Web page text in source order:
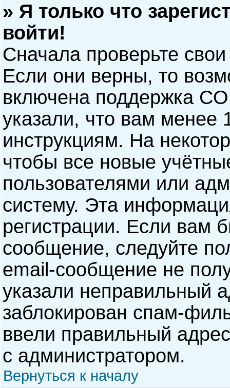
» Я только что
войти!
Сначала проверьте
Если они верны, то
включена поддержка
указали, что вам менее
инструкциям. На
чтобы все новые
пользователями или
систему. Эта
регистрации. Если вам
сообщение, следуйте
email-сообщение не
указали неправильный
заблокирован спам-
ввели правильный
с администратором.
Вернуться к началу